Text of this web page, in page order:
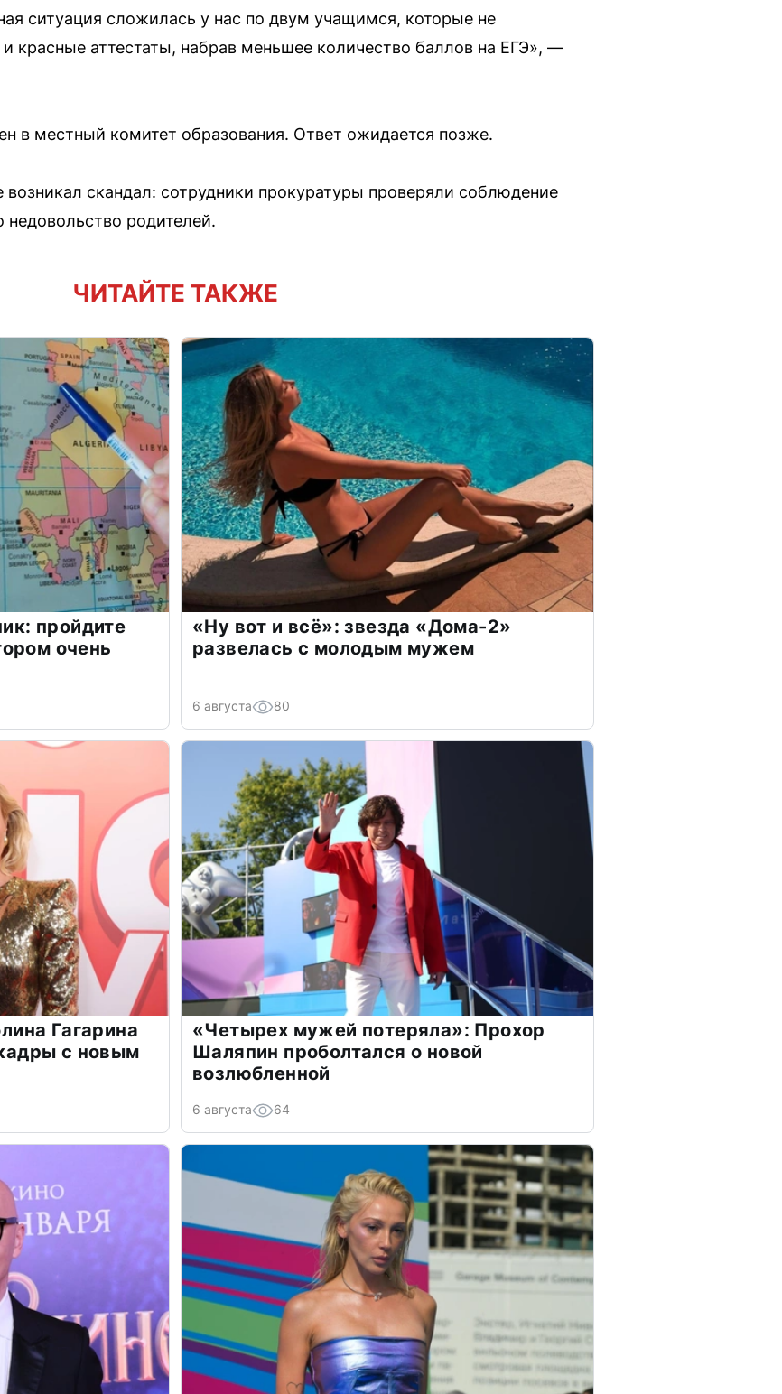
ситуация сложилась у нас по двум учащимся, которые не
красные аттестаты, набрав меньшее количество баллов на ЕГЭ», —
в местный комитет образования. Ответ ожидается позже.
скандал: сотрудники прокуратуры проверяли соблюдение
родителей.
ЧИТАЙТЕ ТАКЖЕ
пройдите
очень
«Ну вот и всё»: звезда «Дома-2»
развелась с молодым мужем
6 августа 80
Гагарина
с новым
«Четырех мужей потеряла»: Прохор
Шаляпин проболтался о новой
возлюбленной
6 августа 64